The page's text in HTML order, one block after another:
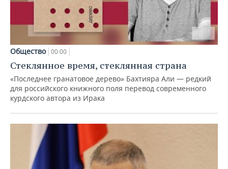
Общество 00:00
Стеклянное время, стеклянная страна
«Последнее гранатовое дерево» Бахтияра Али — редкий
для российского книжного поля перевод современного
курдского автора из Ирака